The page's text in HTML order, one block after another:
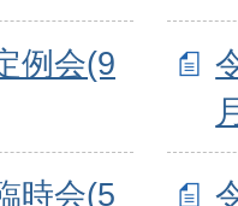
例会(9
時会(5